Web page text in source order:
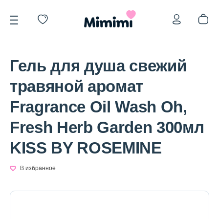
*OVERSTOCK -30%
Уход за лицом
Гель для душа свежий
травяной аромат
Fragrance Oil Wash Oh,
Fresh Herb Garden 300мл
KISS BY ROSEMINE
В избранное